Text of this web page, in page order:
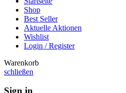
Shop
Best Seller
Aktuelle Aktionen
Wishlist
Login / Register
Warenkorb
schließen